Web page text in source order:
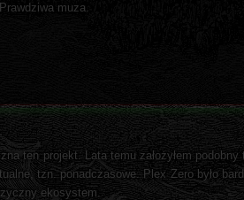
muza.
ten projekt. Lata temu założyłem
tzn. ponadczasowe. Plex Zero było
ekosystem.